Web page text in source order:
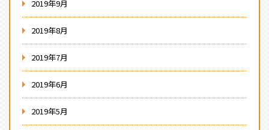
2019年9月
2019年8月
2019年7月
2019年6月
2019年5月